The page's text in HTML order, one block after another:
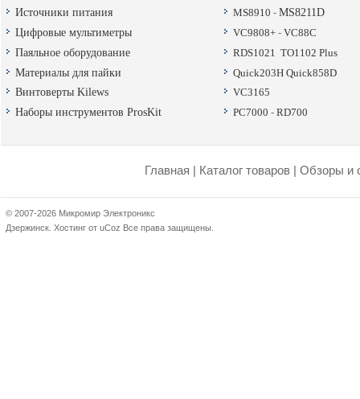
Источники питания
Цифровые мультиметры
Паяльное оборудование
Материалы для пайки
Винтоверты Kilews
Наборы инструментов ProsKit
MS8910 - MS8211D
VC9808+ - VC88C
RDS1021 TO1102 Plus
Quick203H Quick858D
VC3165
PC7000 - RD700
Главная Каталог товаров Обзоры и
© 2007-2026 Микромир Электроникс
Дзержинск. Хостинг от uCoz Все права защищены.